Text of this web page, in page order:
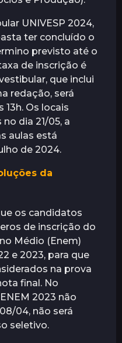
UNIVESP 2024,
ter concluído o
previsto até o
de inscrição é
que inclui
redação, será
13h. Os locais
dia 21/05, a
aulas está
de 2024.
da
os candidatos
de inscrição do
Médio (Enem)
e 2023, para que
na prova
final. No
2023 não
04, não será
seletivo.